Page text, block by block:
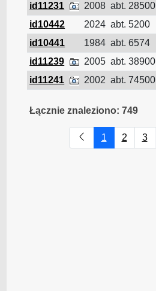
id11231
2008 abt. 28500
id10442
2024 abt. 5200
id10441
1984 abt. 6574
id11239
2005 abt. 38900
id11241
2002 abt. 74500
Łącznie znaleziono: 749
1 2 3